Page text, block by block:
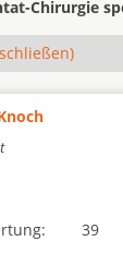
Chirurgie
39